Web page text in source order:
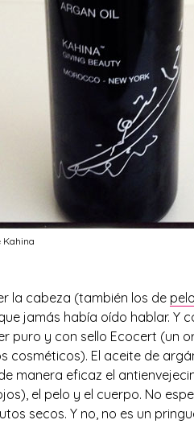
Kahina
la cabeza (también los de pelo
jamás había oído hablar. Y
puro y con sello Ecocert (un
cosméticos). El aceite de
manera eficaz el
el pelo y el cuerpo. No
secos. Y no, no es un